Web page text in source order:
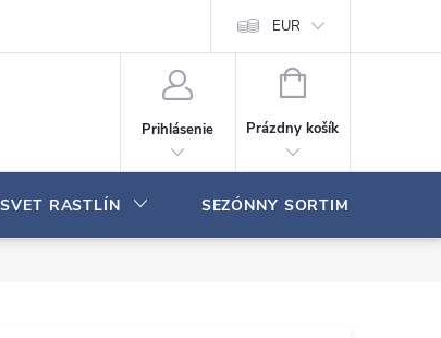
EUR
Prihlásenie
N
K
N
Prázdny košík
SVET RASTLÍN SEZÓNNY SORTIMENT